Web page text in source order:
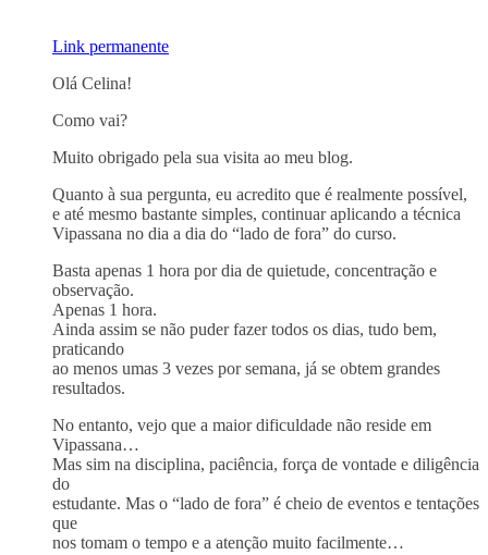
Link permanente
Olá Celina!
Como vai?
Muito obrigado pela sua visita ao meu blog.
Quanto à sua pergunta, eu acredito que é realmente possível,
e até mesmo bastante simples, continuar aplicando a técnica
Vipassana no dia a dia do “lado de fora” do curso.
Basta apenas 1 hora por dia de quietude, concentração e
observação.
Apenas 1 hora.
Ainda assim se não puder fazer todos os dias, tudo bem,
praticando
ao menos umas 3 vezes por semana, já se obtem grandes
resultados.
No entanto, vejo que a maior dificuldade não reside em
Vipassana…
Mas sim na disciplina, paciência, força de vontade e diligência
do
estudante. Mas o “lado de fora” é cheio de eventos e tentações
que
nos tomam o tempo e a atenção muito facilmente…